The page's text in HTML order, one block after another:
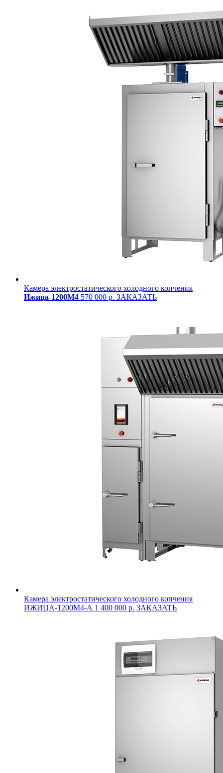
Камера электростатического холодного копчения
Ижица-1200М4 570 000 р. ЗАКАЗАТЬ
Камера электростатического холодного копчения
ИЖИЦА-1200М4-А 1 400 000 р. ЗАКАЗАТЬ